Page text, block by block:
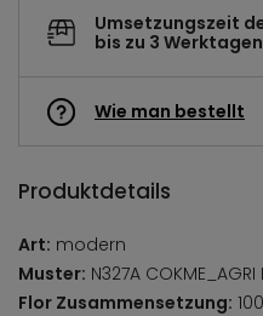
Umsetzungszeit
bis zu 3 Werktagen
Wie man bestellt
Produktdetails
Art: modern
Muster: N327A COKME_AGRI
Flor Zusammensetzung: